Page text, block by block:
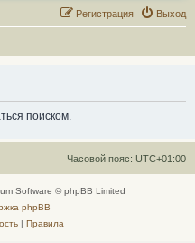
Выход
Регистрация
поиском.
Часовой пояс: UTC+01:00
Software © phpBB Limited
phpBB
| Правила